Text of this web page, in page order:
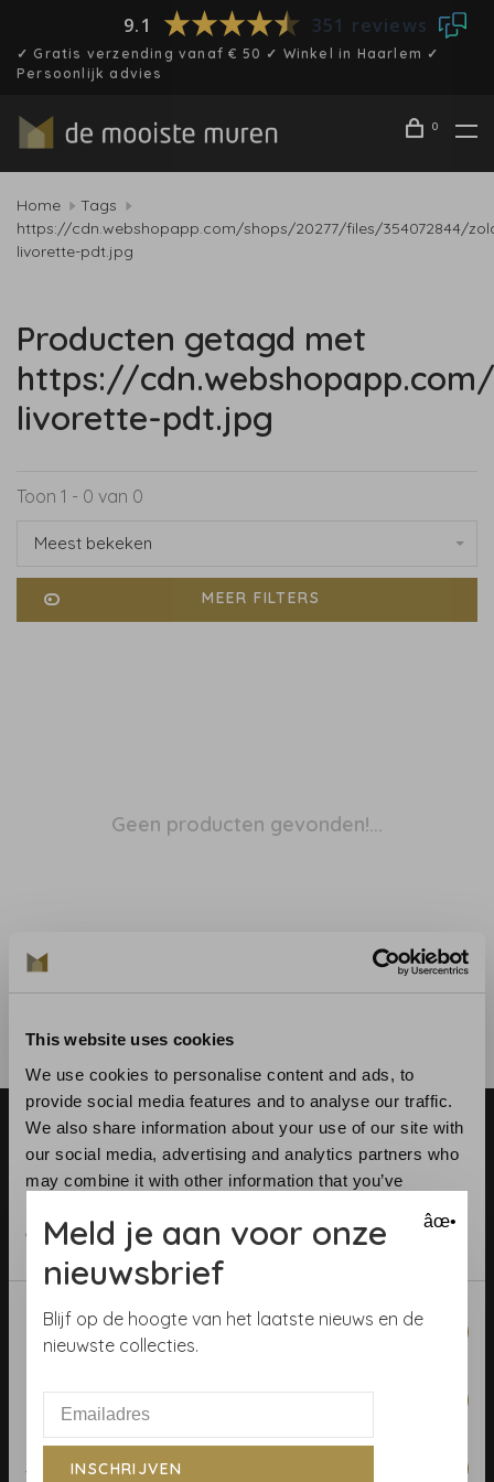
This website uses cookies
We use cookies to personalise content and ads, to
provide social media features and to analyse our traffic.
We also share information about your use of our site with
our social media, advertising and analytics partners who
may combine it with other information that you’ve
of their services.
Consent
Selection
Necessary
Statistics
9.1 351 reviews
✓ Gratis verzending vanaf € 50 ✓ Winkel in Haarlem ✓
Persoonlijk advies
0
Home
Tags
https://cdn.webshopapp.com/shops/20277/files/354072844/
livorette-pdt.jpg
Producten getagd met
https://
livorette-pdt.jpg
Toon 1 - 0 van 0
Meest bekeken
MEER FILTERS
Geen producten gevonden!...
Telefoon:+31 (0)23 531 90 08
E-mail:info@demooistemuren.nl
Algemene voorwaarden
Behangrollen berekenen
âœ•
Meld je aan voor onze
nieuwsbrief
Blijf op de hoogte van het laatste nieuws en de
nieuwste collecties.
INSCHRIJVEN